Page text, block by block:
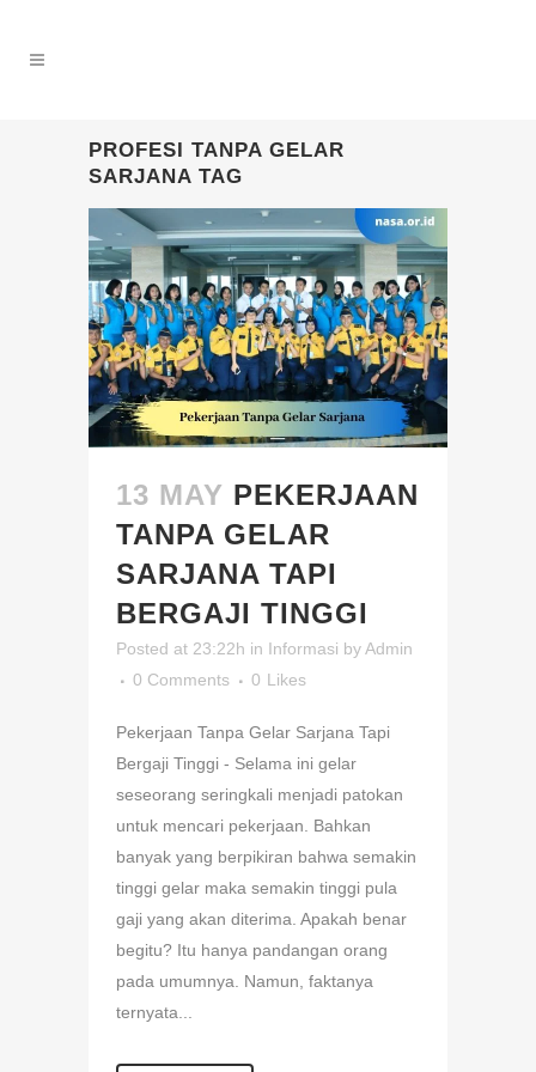
PROFESI TANPA GELAR
SARJANA TAG
13 MAY PEKERJAAN
TANPA GELAR
SARJANA TAPI
BERGAJI TINGGI
Posted at 23:22h in Informasi byAdmin
0 Comments
0 Likes
Pekerjaan Tanpa Gelar Sarjana Tapi
Bergaji Tinggi - Selama ini gelar
seseorang seringkali menjadi patokan
untuk mencari pekerjaan. Bahkan
banyak yang berpikiran bahwa semakin
tinggi gelar maka semakin tinggi pula
gaji yang akan diterima. Apakah benar
begitu? Itu hanya pandangan orang
pada umumnya. Namun, faktanya
ternyata...